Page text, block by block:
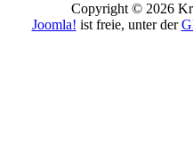
Copyright © 2026
Joomla! ist freie, unter der